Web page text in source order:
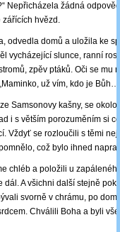
Nepřicházela žádná
hvězd.
odvedla domů a uložila ke
vycházející slunce, ranní
zpěv ptáků. Oči se mu
už vím, kdo je
Samsonovy kašny, se
i s větším porozuměním si
Vždyť se rozloučili s těmi
což bylo ihned
chléb a položili u
dál. A všichni další stejně
svorně v chrámu, po
Chválili Boha a byli